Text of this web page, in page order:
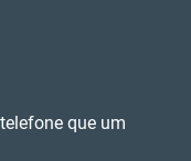
que um